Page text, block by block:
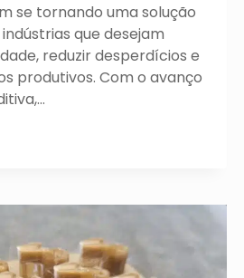
se tornando uma solução
que desejam
reduzir desperdícios e
produtivos. Com o avanço